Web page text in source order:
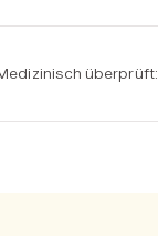
überprüft: